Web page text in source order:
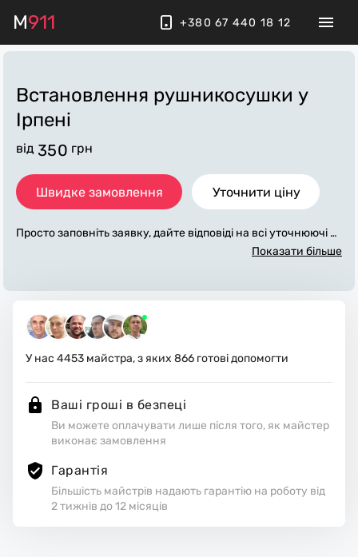
M911 +380 67 440 18 12
Встановлення рушникосушки у
Ірпені
від 350 грн
Швидке замовлення Уточнити ціну
Просто заповніть заявку, дайте відповіді на всі уточнюючі за
питання по «встановлення рушникосушки». Ми зв'яжемос
али. Виконавці стежать за чистотою та прибирають робоче
місце.
Показати більше
У нас 4453 майстра, з яких 866 готові допомогти
Ваші гроші в безпеці
Ви можете оплачувати лише після того, як майстер
виконає замовлення
Гарантія
Більшість майстрів надають гарантію на роботу від
2 тижнів до 12 місяців